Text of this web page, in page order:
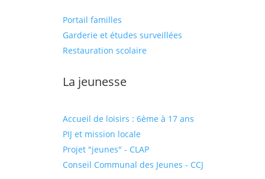
Portail familles
Garderie et études surveillées
Restauration scolaire
La jeunesse
Accueil de loisirs : 6ème à 17 ans
PIJ et mission locale
Projet "jeunes" - CLAP
Conseil Communal des Jeunes - CCJ